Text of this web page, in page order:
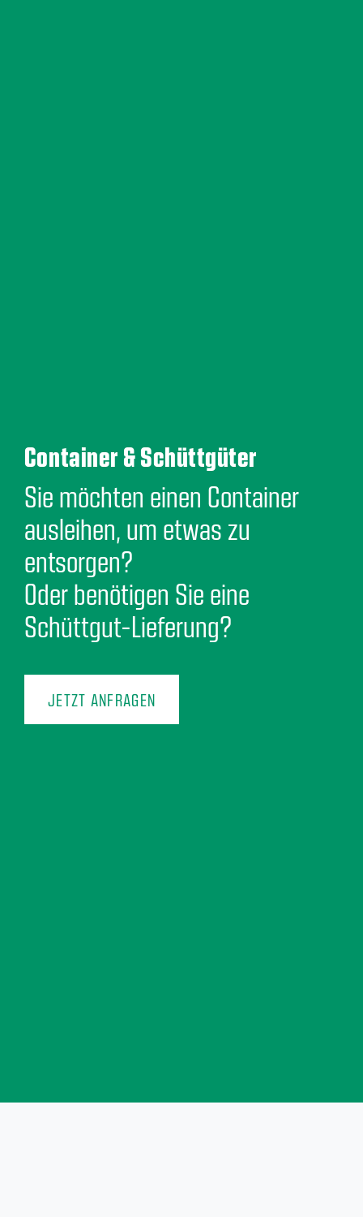
Container & Schüttgüter
Sie möchten einen Container
ausleihen, um etwas zu
entsorgen?
Oder benötigen Sie eine
Schüttgut-Lieferung?
JETZT ANFRAGEN